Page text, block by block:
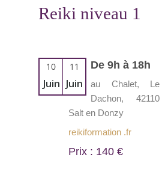
Reiki niveau 1
10
Juin
11
Juin
De 9h à 18h
au Chalet, Le
Dachon, 42110
Salt en Donzy
reikiformation .fr
Prix : 140 €